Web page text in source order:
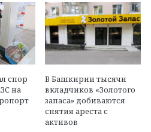
спор
на
В Башкирии тысячи
вкладчиков «Золотого
запаса» добиваются
снятия ареста с
активов
Если подумать, что
завтра, может, и не
наступит, то, может
быть, хотя бы машину
купить или фен Dyson
независимый
финансовый эксперт,
инвестор